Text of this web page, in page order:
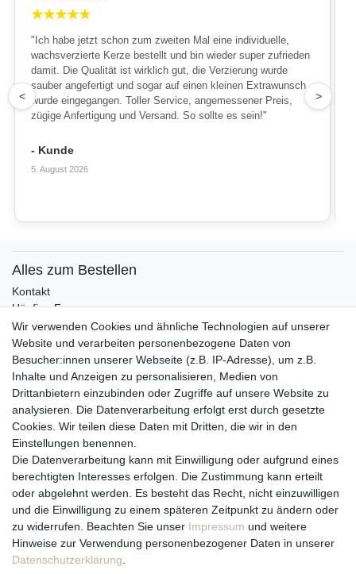
★★★★★
"Ich habe jetzt schon zum zweiten Mal eine individuelle,
wachsverzierte Kerze bestellt und bin wieder super zufrieden
damit. Die Qualität ist wirklich gut, die Verzierung wurde
sauber angefertigt und sogar auf einen kleinen Extrawunsch
wurde eingegangen. Toller Service, angemessener Preis,
zügige Anfertigung und Versand. So sollte es sein!"
- Kunde
5. August 2026
< >
Alles zum Bestellen
Kontakt
Häufige Fragen
Zahlungsmöglichkeiten
Versandbedingungen
Widerrufsrecht
Vertrag widerrufen
Über uns und unsere Kerzen
Team
Unternehmen / Philosophie
Kerzenpflege und Abbrennhinweise
Unsere Kerzenlieferanten
Du erreichst uns von
Montag bis Freitag 10 bis 17 Uhr
Wir verwenden Cookies und ähnliche Technologien auf unserer
Website und verarbeiten personenbezogene Daten von
Besucher:innen unserer Webseite (z.B. IP-Adresse), um z.B.
Inhalte und Anzeigen zu personalisieren, Medien von
Drittanbietern einzubinden oder Zugriffe auf unsere Website zu
analysieren. Die Datenverarbeitung erfolgt erst durch gesetzte
Cookies. Wir teilen diese Daten mit Dritten, die wir in den
Einstellungen benennen.
Die Datenverarbeitung kann mit Einwilligung oder aufgrund eines
berechtigten Interesses erfolgen. Die Zustimmung kann erteilt
oder abgelehnt werden. Es besteht das Recht, nicht einzuwilligen
und die Einwilligung zu einem späteren Zeitpunkt zu ändern oder
zu widerrufen. Beachten Sie unser Impressum und weitere
Hinweise zur Verwendung personenbezogener Daten in unserer
Daten­schutz­erklärung